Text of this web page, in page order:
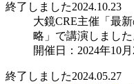
終了しました2024.10.23
大鏡CRE主催「最
略」で講演しました
開催日：2024年10
終了しました2024.05.27